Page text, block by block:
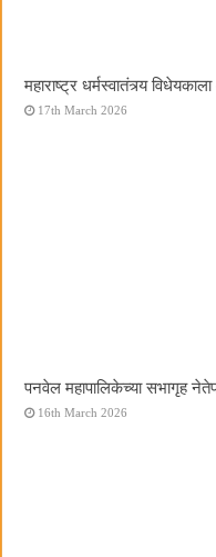
महाराष्ट्र धर्मस्वातंत्र्य
17th March 2026
पनवेल महापालिकेच्या सभागृह
16th March 2026